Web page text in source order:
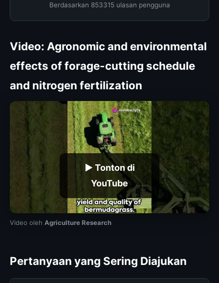
Berdasarkan 853315 ulasan pengguna
Video: Agronomic and environmental
effects of forage-cutting schedule
and nitrogen fertilization
▶ Tonton di
YouTube
Video oleh Agriculture Research
Pertanyaan yang Sering Diajukan